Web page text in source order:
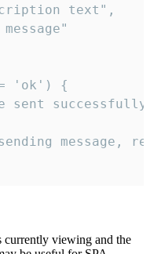
text",
'ok') {
sent
message,
currently viewing and the